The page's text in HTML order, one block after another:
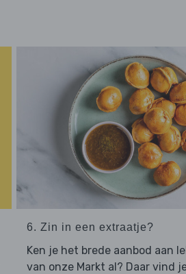
6. Zin in een extraatje?
Ken je het brede aanbod aan
van onze Markt al? Daar vind